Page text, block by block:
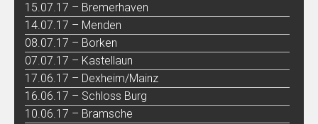
15.07.17 – Bremerhaven
14.07.17 – Menden
08.07.17 – Borken
07.07.17 – Kastellaun
17.06.17 – Dexheim/Mainz
16.06.17 – Schloss Burg
10.06.17 – Bramsche